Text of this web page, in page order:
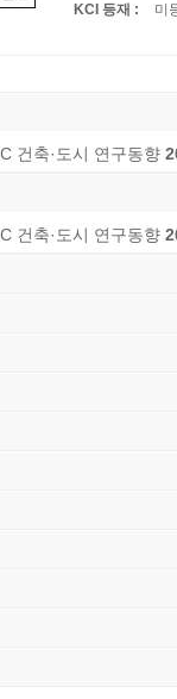
KCI 등재 :
미
건축·도시 연구동향
건축·도시 연구동향